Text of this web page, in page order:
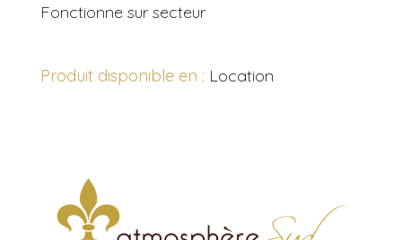
Fonctionne sur secteur
Produit disponible en : Location